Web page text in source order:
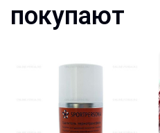
покупают